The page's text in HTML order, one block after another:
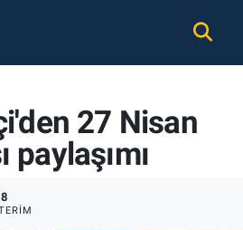
27 Nisan
paylaşımı
8